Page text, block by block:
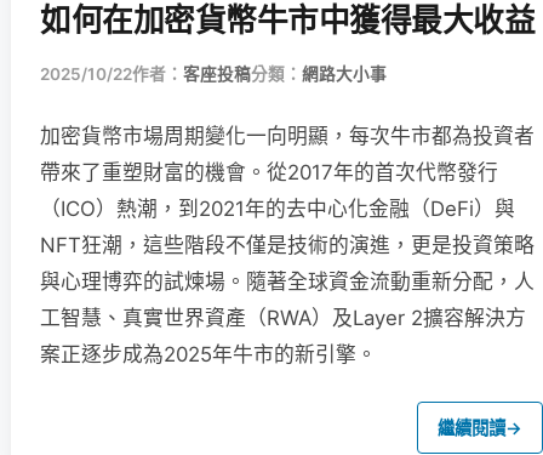
如何在加密貨幣牛市中獲得最大收益
2025/10/22作者： 客座投稿分類： 網路大小事
加密貨幣市場周期變化一向明顯，每次牛市都為投資者
帶來了重塑財富的機會。從2017年的首次代幣發行
（ICO）熱潮，到2021年的去中心化金融（DeFi）與
NFT狂潮，這些階段不僅是技術的演進，更是投資策略
與心理博弈的試煉場。隨著全球資金流動重新分配，人
工智慧、真實世界資產（RWA）及Layer 2擴容解決方
案正逐步成為2025年牛市的新引擎。
繼續閱讀→